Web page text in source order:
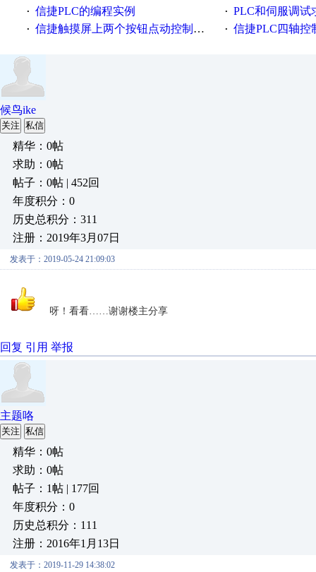
· 信捷PLC的编程实例 · PLC和伺服调试
· 信捷触摸屏上两个按钮点动控制电机正反转，为什么没脉冲输出 · 信捷PLC四轴控
候鸟ike
关注 私信
精华：0帖
求助：0帖
帖子：0帖 | 452回
年度积分：0
历史总积分：311
注册：2019年3月07日
发表于：2019-05-24 21:09:03
呀！看看……谢谢楼主分享
回复 引用 举报
主题咯
关注 私信
精华：0帖
求助：0帖
帖子：1帖 | 177回
年度积分：0
历史总积分：111
注册：2016年1月13日
发表于：2019-11-29 14:38:02